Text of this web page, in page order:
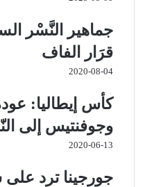
جماهير النَّسْر
قرَار الفاف
2020-08-04
كأس إيطاليا:
وجوفنتيس إلى
2020-06-13
جورجينا ترد